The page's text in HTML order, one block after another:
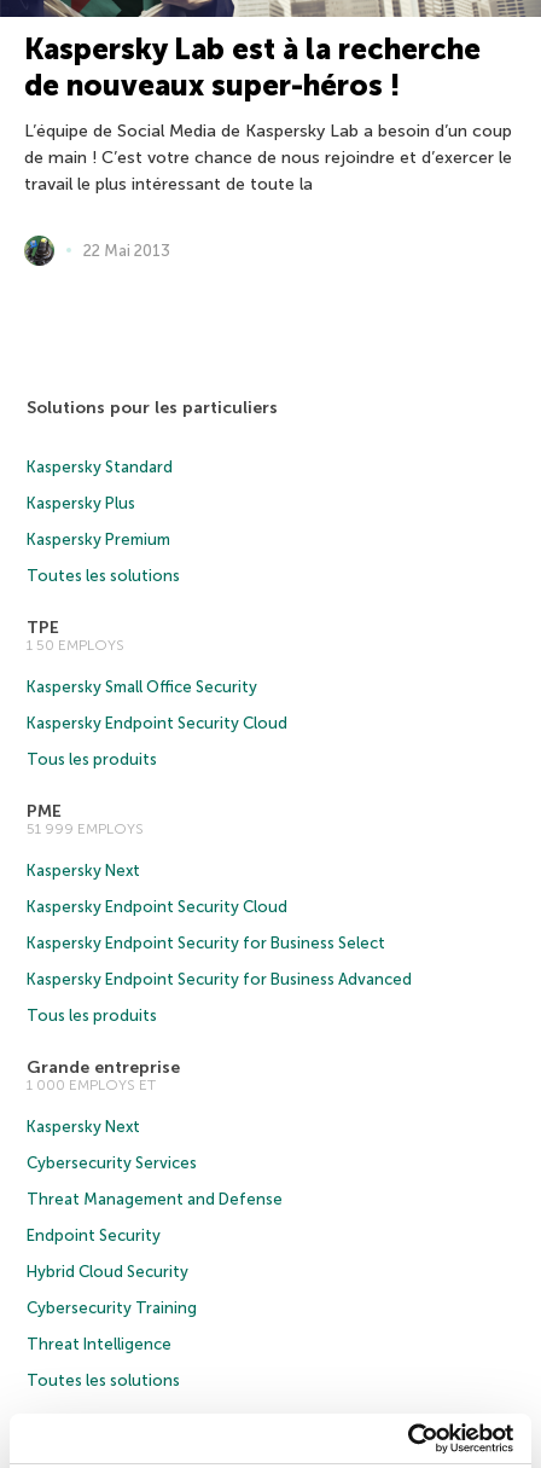
Kaspersky Lab est à la recherche
de nouveaux super-héros !
L’équipe de Social Media de Kaspersky Lab a besoin d’un coup
de main ! C’est votre chance de nous rejoindre et d’exercer le
travail le plus intéressant de toute la
22 Mai 2013
Solutions pour les particuliers
Kaspersky Standard
Kaspersky Plus
Kaspersky Premium
Toutes les solutions
TPE
1 50 EMPLOYS
Kaspersky Small Office Security
Kaspersky Endpoint Security Cloud
Tous les produits
PME
51 999 EMPLOYS
Kaspersky Next
Kaspersky Endpoint Security Cloud
Kaspersky Endpoint Security for Business Select
Kaspersky Endpoint Security for Business Advanced
Tous les produits
Grande entreprise
1 000 EMPLOYS ET
Kaspersky Next
Cybersecurity Services
Threat Management and Defense
Endpoint Security
Hybrid Cloud Security
Cybersecurity Training
Threat Intelligence
Toutes les solutions
Politique de confidentialité